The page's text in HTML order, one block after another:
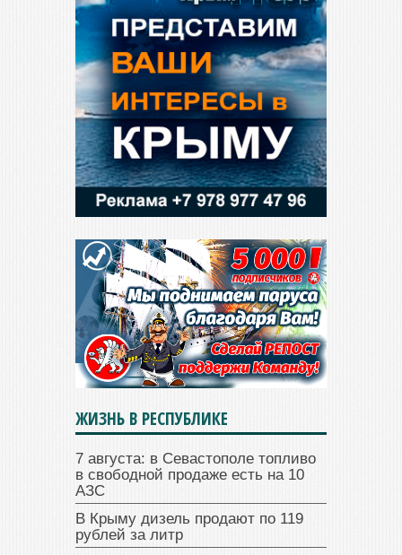
ЖИЗНЬ В РЕСПУБЛИКЕ
7 августа: в Севастополе топливо
в свободной продаже есть на 10
АЗС
В Крыму дизель продают по 119
рублей за литр